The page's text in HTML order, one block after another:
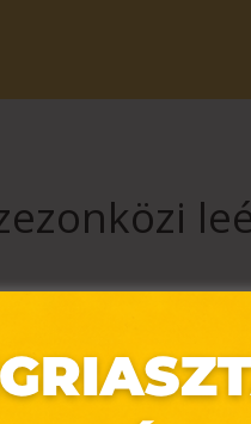
Extra
árakon!